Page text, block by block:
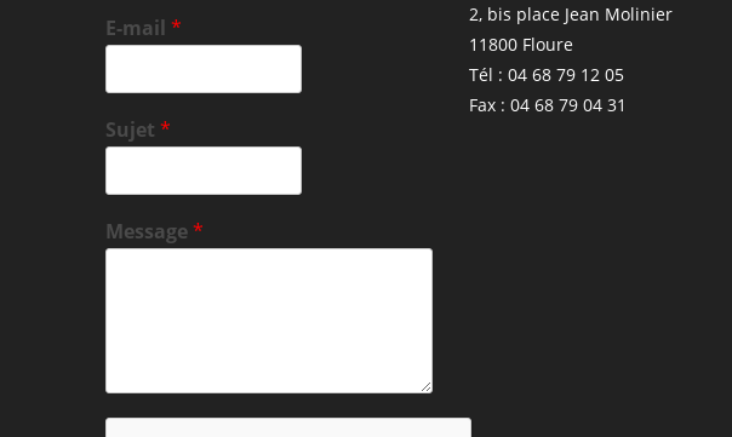
E-mail *
Sujet *
Message*
2, bis place Jean Molinier
11800 Floure
Tél : 04 68 79 12 05
Fax : 04 68 79 04 31